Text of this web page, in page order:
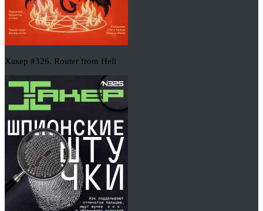
Хакер #326. Router from Hell